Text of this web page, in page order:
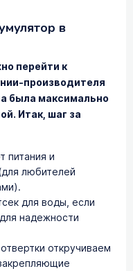
в
перейти к
производителя
была максимально
Итак, шаг за
питания и
любителей
для воды, если
надежности
откручиваем